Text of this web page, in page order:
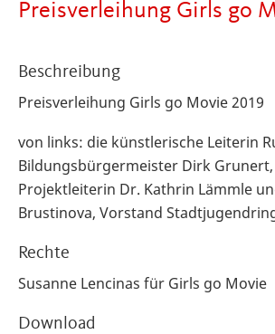
Preisverleihung Girls go
Beschreibung
Preisverleihung Girls go Movie 2019
von links: die künstlerische Leiterin
Bildungsbürgermeister Dirk
Projektleiterin Dr. Kathrin Lämmle
Brustinova, Vorstand
Rechte
Susanne Lencinas für Girls go Movie
Download